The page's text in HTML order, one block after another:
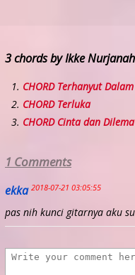
3 chords by Ikke Nurjanah
CHORD Terhanyut
CHORD Terluka
CHORD Cinta dan Dilema
1 Comments
ekka 2018-07-21 03:05:55
pas nih kunci gitarnya aku